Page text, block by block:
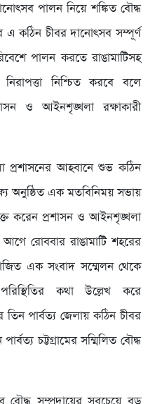
পালন নিয়ে শঙ্কিত বৌদ্ধ
এ কঠিন চীবর দানোৎসব সম্পূর্ণ
পালন করতে রাঙামাটিসহ
নিরাপত্তা নিশ্চিত করবে বলে
ও আইনশৃঙ্খলা রক্ষাকারী
প্রশাসনের আহবানে শুভ কঠিন
অনুষ্ঠিত এক মতবিনিময় সভায়
করেন প্রশাসন ও আইনশৃঙ্খলা
আগে রোববার রাঙামাটি শহরের
এক সংবাদ সম্মেলন থেকে
পরিস্থিতির কথা উল্লেখ করে
তিন পার্বত্য জেলায় কঠিন চীবর
চট্টগ্রামের সম্মিলিত বৌদ্ধ